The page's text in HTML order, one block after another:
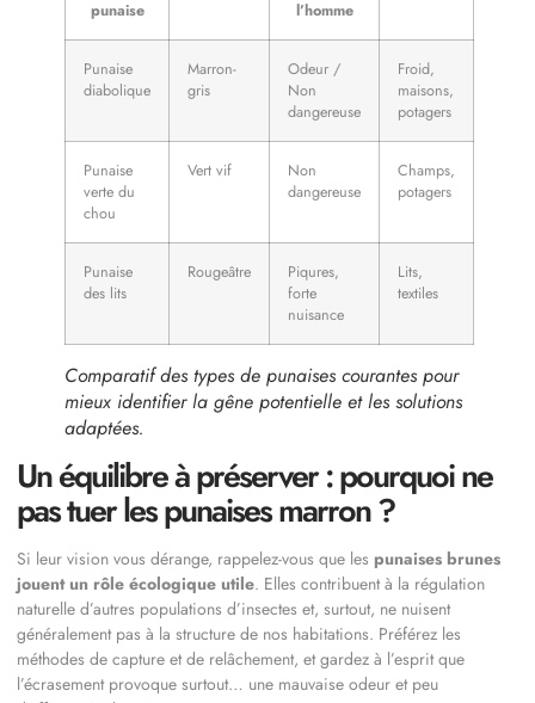
punaise
l’homme
Punaise
diabolique
Marron-
gris
Odeur /
Non
dangereuse
Froid,
maisons,
potagers
Punaise
verte du
chou
Vert vif
Non
dangereuse
Champs,
potagers
Punaise
des lits
Rougeâtre
Piqures,
forte
nuisance
Lits,
textiles
Comparatif des types de punaises courantes pour
mieux identifier la gêne potentielle et les solutions
adaptées.
Un équilibre à préserver : pourquoi ne
pas tuer les punaises marron ?
Si leur vision vous dérange, rappelez-vous que les punaises brunes
jouent un rôle écologique utile. Elles contribuent à la régulation
naturelle d’autres populations d’insectes et, surtout, ne nuisent
généralement pas à la structure de nos habitations. Préférez les
méthodes de capture et de relâchement, et gardez à l’esprit que
l’écrasement provoque surtout… une mauvaise odeur et peu